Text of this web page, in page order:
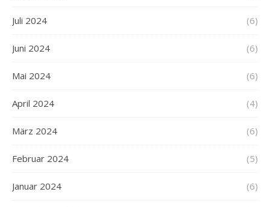
Juli 2024 (6)
Juni 2024 (6)
Mai 2024 (6)
April 2024 (4)
März 2024 (6)
Februar 2024 (5)
Januar 2024 (6)